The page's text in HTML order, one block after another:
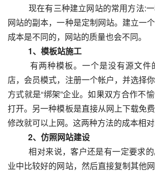
网站的副本，一种是定制网站。建立一
成本是不同的，网站的质量也会不同。
1、模板站施工
店，会员模式，注册一个帐户，并选择
方式就是“绑架”企业。如果双方合作不
打开。另一种模板是直接从网上下载免
修改就可以上网。这两种方法的成本相对
2、仿照网站建设
业中比较好的网站，然后直接复制其他